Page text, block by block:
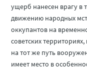
ущерб нанесен врагу в
движению народных
оккупантов на
советских
на тот же путь
имеет место в